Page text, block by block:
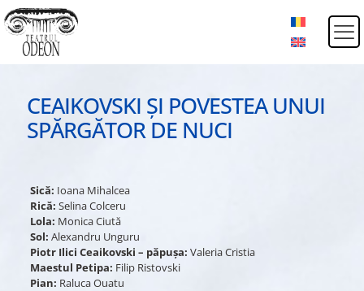
CEAIKOVSKI ȘI POVESTEA UNUI
SPĂRGĂTOR DE NUCI
Sică: Ioana Mihalcea
Rică: Selina Colceru
Lola: Monica Ciută
Sol: Alexandru Unguru
Piotr Ilici Ceaikovski – păpușa: Valeria Cristia
Maestul Petipa: Filip Ristovski
Pian: Raluca Ouatu